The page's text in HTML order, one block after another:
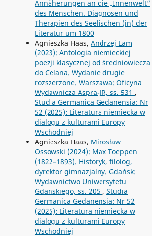
Annäherungen an die „Innenwelt“
des Menschen. Diagnosen und
Therapien des Seelischen (in) der
Literatur um 1800
Agnieszka Haas, Andrzej Lam
(2023): Antologia niemieckiej
poezji klasycznej od średniowiecza
do Celana. Wydanie drugie
rozszerzone. Warszawa: Oficyna
Wydawnicza Aspra-JR, ss. 531 ,
Studia Germanica Gedanensia: Nr
52 (2025): Literatura niemiecka w
dialogu z kulturami Europy
Wschodniej
Agnieszka Haas, Mirosław
Ossowski (2024): Max Toeppen
(1822–1893). Historyk, filolog,
dyrektor gimnazjalny. Gdańsk:
Wydawnictwo Uniwersytetu
Gdańskiego, ss. 205 , Studia
Germanica Gedanensia: Nr 52
(2025): Literatura niemiecka w
dialogu z kulturami Europy
Wschodniej